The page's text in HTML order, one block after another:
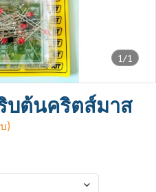
1/1
บต้นคริตส์มาส
)